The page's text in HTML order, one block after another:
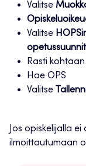
Valitse
Valitse
Rasti kohtaan
Hae OPS
Valitse
Jos opiskelijalla
ilmoittautumaan